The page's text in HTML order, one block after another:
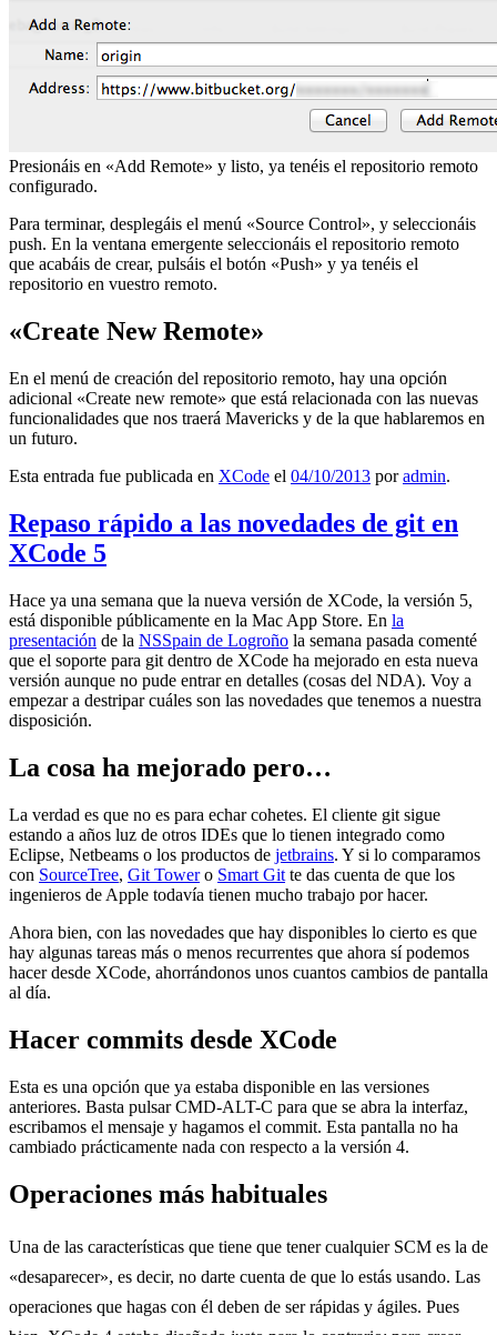
Presionáis en «Add Remote» y listo, ya tenéis el repositorio remoto
configurado.
Para terminar, desplegáis el menú «Source Control», y seleccionáis
push. En la ventana emergente seleccionáis el repositorio remoto
que acabáis de crear, pulsáis el botón «Push» y ya tenéis el
repositorio en vuestro remoto.
«Create New Remote»
En el menú de creación del repositorio remoto, hay una opción
adicional «Create new remote» que está relacionada con las nuevas
funcionalidades que nos traerá Mavericks y de la que hablaremos en
un futuro.
Esta entrada fue publicada en XCode el 04/10/2013 poradmin.
Repaso rápido a las novedades de git en
XCode 5
Hace ya una semana que la nueva versión de XCode, la versión 5,
está disponible públicamente en la Mac App Store. En la
presentación de la NSSpain de Logroño la semana pasada comenté
que el soporte para git dentro de XCode ha mejorado en esta nueva
versión aunque no pude entrar en detalles (cosas del NDA). Voy a
empezar a destripar cuáles son las novedades que tenemos a nuestra
disposición.
La cosa ha mejorado pero…
La verdad es que no es para echar cohetes. El cliente git sigue
estando a años luz de otros IDEs que lo tienen integrado como
Eclipse, Netbeams o los productos de jetbrains. Y si lo comparamos
con SourceTree, Git Towero Smart Git te das cuenta de que los
ingenieros de Apple todavía tienen mucho trabajo por hacer.
Ahora bien, con las novedades que hay disponibles lo cierto es que
hay algunas tareas más o menos recurrentes que ahora sí podemos
hacer desde XCode, ahorrándonos unos cuantos cambios de pantalla
al día.
Hacer commits desde XCode
Esta es una opción que ya estaba disponible en las versiones
anteriores. Basta pulsar CMD-ALT-C para que se abra la interfaz,
escribamos el mensaje y hagamos el commit. Esta pantalla no ha
cambiado prácticamente nada con respecto a la versión 4.
Operaciones más habituales
Una de las características que tiene que tener cualquier SCM es la de
«desaparecer», es decir, no darte cuenta de que lo estás usando. Las
operaciones que hagas con él deben de ser rápidas y ágiles. Pues